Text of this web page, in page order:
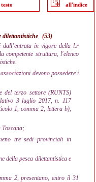
all'indice
dilettantistiche (53)
dall’entrata in vigore della l.r
competente struttura, l'elenco
devono possedere i
del terzo settore (RUNTS)
3 luglio 2017, n. 117
1, comma 2, lettera b),
tre sedi provinciali in
della pesca dilettantistica e
2, presentano, entro il 31